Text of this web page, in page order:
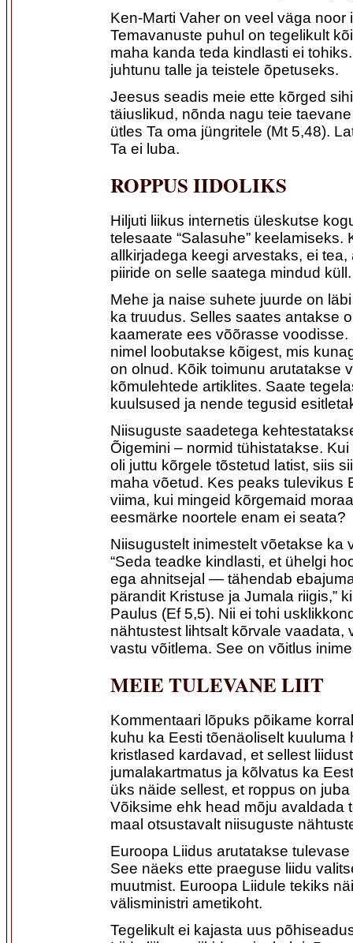
Ken-Marti Vaher on veel väga noor
Temavanuste puhul on tegelikult
maha kanda teda kindlasti ei
juhtunu talle ja teistele õpetuseks.
Jeesus seadis meie ette kõrged
täiuslikud, nõnda nagu teie
ütles Ta oma jüngritele (Mt 5,48).
Ta ei luba.
ROPPUS IIDOLIKS
Hiljuti liikus internetis üleskutse
telesaate “Salasuhe” keelamiseks.
allkirjadega keegi arvestaks, ei
piiride on selle saatega mindud küll.
Mehe ja naise suhete juurde on
ka truudus. Selles saates antakse
kaamerate ees võõrasse
nimel loobutakse kõigest, mis
on olnud. Kõik toimunu arutatakse
kõmulehtede artiklites. Saate
kuulsused ja nende tegusid
Niisuguste saadetega
Õigemini – normid tühistatakse.
oli juttu kõrgele tõstetud latist, siis
maha võetud. Kes peaks tulevikus
viima, kui mingeid kõrgemaid
eesmärke noortele enam ei seata?
Niisugustelt inimestelt võetakse ka
“Seda teadke kindlasti, et ühelgi
ega ahnitsejal — tähendab
pärandit Kristuse ja Jumala riigis,”
Paulus (Ef 5,5). Nii ei tohi
nähtustest lihtsalt kõrvale vaadata,
vastu võitlema. See on võitlus
MEIE TULEVANE LIIT
Kommentaari lõpuks põikame
kuhu ka Eesti tõenäoliselt kuuluma
kristlased kardavad, et sellest
jumalakartmatus ja kõlvatus ka
üks näide sellest, et roppus on
Võiksime ehk head mõju avaldada
maal otsustavalt niisuguste
Euroopa Liidus arutatakse
See näeks ette praeguse liidu
muutmist. Euroopa Liidule tekiks
välisministri ametikoht.
Tegelikult ei kajasta uus